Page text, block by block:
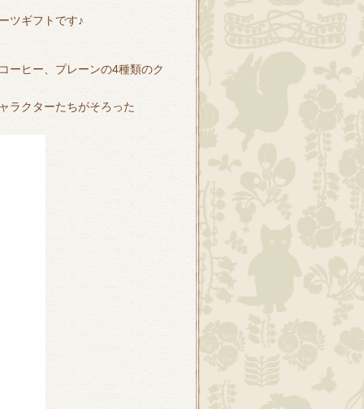
ツギフトです♪
ーヒー、プレーンの4種類のク
ラクターたちがそろった